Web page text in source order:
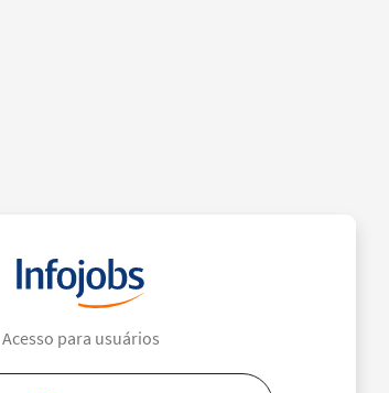
Acesso para usuários